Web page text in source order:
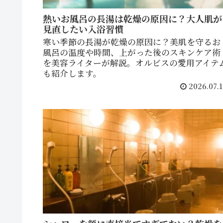
熱いお風呂の長湯は乾燥の原因に？大人肌が
見直したい入浴習慣
寒い季節の長湯が乾燥の原因に？美肌を守るお
風呂の温度や時間、上がった後のスキンケア術
を美容ライターが解説。オルビスの愛用アイテ
も紹介します。